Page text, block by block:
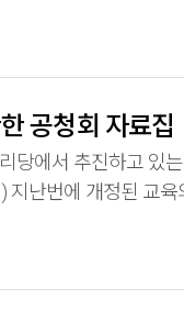
공청회 자료집
당에서 추진하고 있
니다!!!